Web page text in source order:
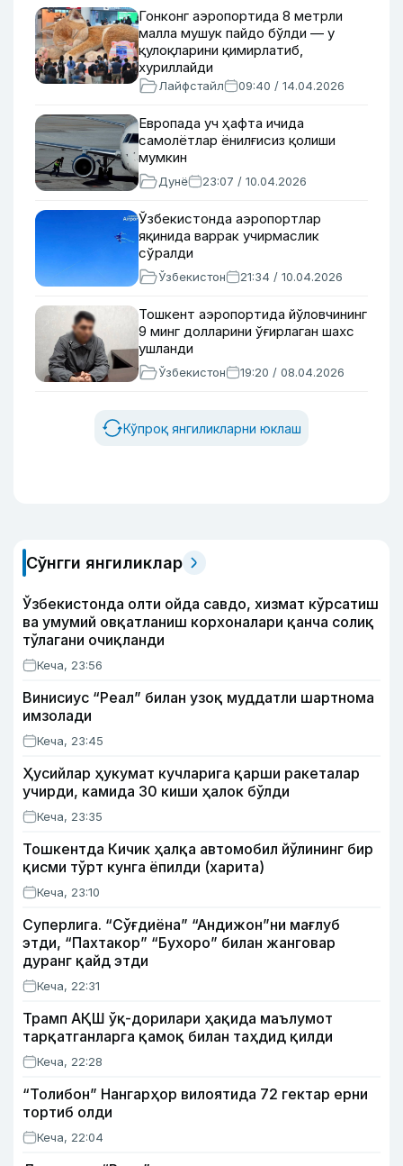
Гонконг аэропортида 8 метрли
малла мушук пайдо бўлди — у
қулоқларини қимирлатиб,
хуриллайди
Лайфстайл 09:40 / 14.04.2026
Европада уч ҳафта ичида
самолётлар ёнилғисиз қолиши
мумкин
Дунё 23:07 / 10.04.2026
Ўзбекистонда аэропортлар
яқинида варрак учирмаслик
сўралди
Ўзбекистон 21:34 / 10.04.2026
Тошкент аэропортида йўловчининг
9 минг долларини ўғирлаган шахс
ушланди
Ўзбекистон 19:20 / 08.04.2026
Кўпроқ янгиликларни юклаш
Сўнгги янгиликлар
Ўзбекистонда олти ойда савдо, хизмат кўрсатиш
ва умумий овқатланиш корхоналари қанча солиқ
тўлагани очиқланди
Кеча, 23:56
Винисиус “Реал” билан узоқ муддатли шартнома
имзолади
Кеча, 23:45
Ҳусийлар ҳукумат кучларига қарши ракеталар
учирди, камида 30 киши ҳалок бўлди
Кеча, 23:35
Тошкентда Кичик ҳалқа автомобил йўлининг бир
қисми тўрт кунга ёпилди (харита)
Кеча, 23:10
Суперлига. “Сўғдиёна” “Андижон”ни мағлуб
этди, “Пахтакор” “Бухоро” билан жанговар
дуранг қайд этди
Кеча, 22:31
Трамп АҚШ ўқ-дорилари ҳақида маълумот
тарқатганларга қамоқ билан таҳдид қилди
Кеча, 22:28
“Толибон” Нангарҳор вилоятида 72 гектар ерни
тортиб олди
Кеча, 22:04